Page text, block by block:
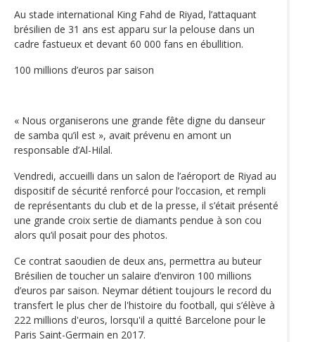
Au stade international King Fahd de Riyad, l’attaquant
brésilien de 31 ans est apparu sur la pelouse dans un
cadre fastueux et devant 60 000 fans en ébullition.
100 millions d’euros par saison
« Nous organiserons une grande fête digne du danseur
de samba qu’il est », avait prévenu en amont un
responsable d’Al-Hilal.
Vendredi, accueilli dans un salon de l’aéroport de Riyad au
dispositif de sécurité renforcé pour l’occasion, et rempli
de représentants du club et de la presse, il s’était présenté
une grande croix sertie de diamants pendue à son cou
alors qu’il posait pour des photos.
Ce contrat saoudien de deux ans, permettra au buteur
Brésilien de toucher un salaire d’environ 100 millions
d’euros par saison. Neymar détient toujours le record du
transfert le plus cher de l'histoire du football, qui s’élève à
222 millions d'euros, lorsqu'il a quitté Barcelone pour le
Paris Saint-Germain en 2017.